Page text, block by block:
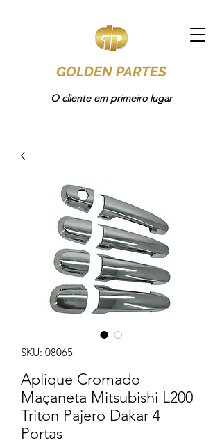
GOLDEN PARTES
O cliente em primeiro lugar
SKU: 08065
Aplique Cromado
Maçaneta Mitsubishi L200
Triton Pajero Dakar 4
Portas